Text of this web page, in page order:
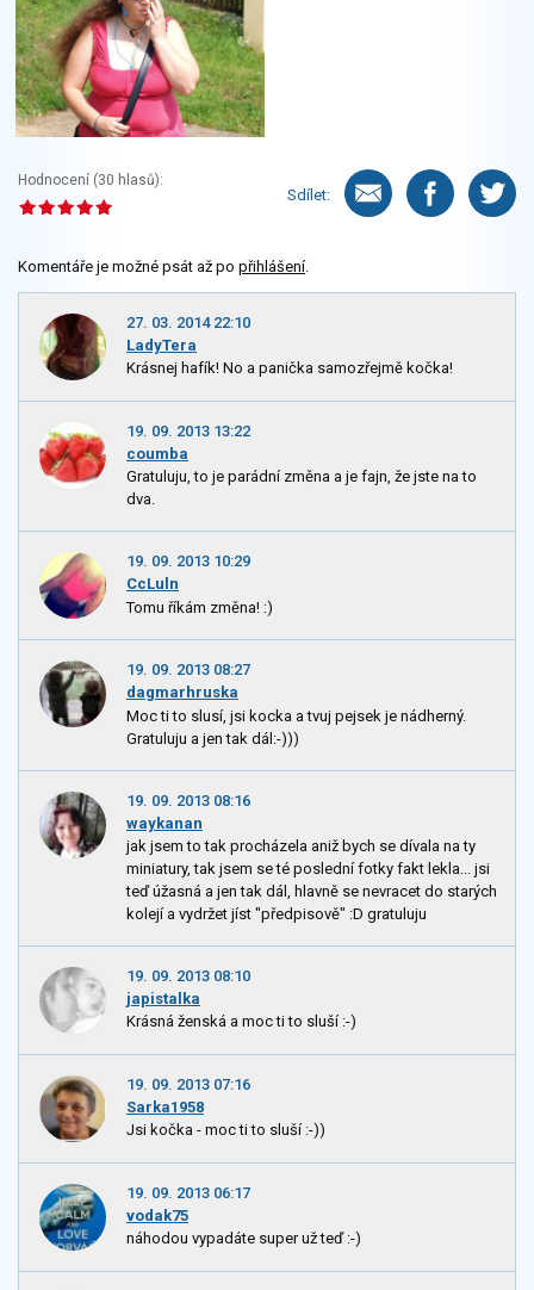
Hodnocení (30 hlasů):
Sdílet:
Komentáře je možné psát až po přihlášení.
27. 03. 2014 22:10
LadyTera
Krásnej hafík! No a panička samozřejmě kočka!
19. 09. 2013 13:22
coumba
Gratuluju, to je parádní změna a je fajn, že jste na to
dva.
19. 09. 2013 10:29
CcLuln
Tomu říkám změna! :)
19. 09. 2013 08:27
dagmarhruska
Moc ti to slusí, jsi kocka a tvuj pejsek je nádherný.
Gratuluju a jen tak dál:-)))
19. 09. 2013 08:16
waykanan
jak jsem to tak procházela aniž bych se dívala na ty
miniatury, tak jsem se té poslední fotky fakt lekla... jsi
teď úžasná a jen tak dál, hlavně se nevracet do starých
kolejí a vydržet jíst "předpisově" :D gratuluju
19. 09. 2013 08:10
japistalka
Krásná ženská a moc ti to sluší :-)
19. 09. 2013 07:16
Sarka1958
Jsi kočka - moc ti to sluší :-))
19. 09. 2013 06:17
vodak75
náhodou vypadáte super už teď :-)